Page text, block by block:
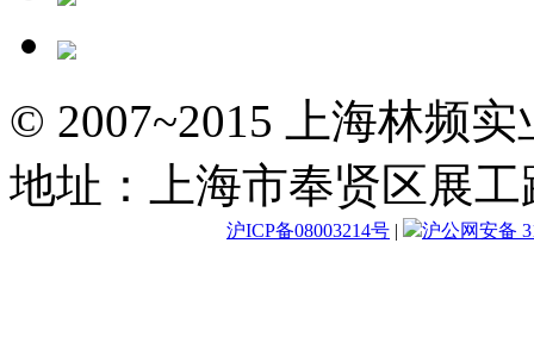
© 2007~2015 上海林频
地址：上海市奉贤区展工
沪ICP备08003214号 | 沪公网安备